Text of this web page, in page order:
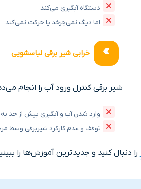
دستگاه آبگیری می‌کند
اما دیگ نمی‌چرخد یا حرکت نمی‌کند
خرابی شیر برقی لباسشویی
شیر برقی کنترل ورود آب را انجام
وارد شدن آب و آبگیری بیش از حد
توقف و عدم کارکرد شیربرقی وسط
را دنبال کنید و جدیدترین آموزش‌ها را